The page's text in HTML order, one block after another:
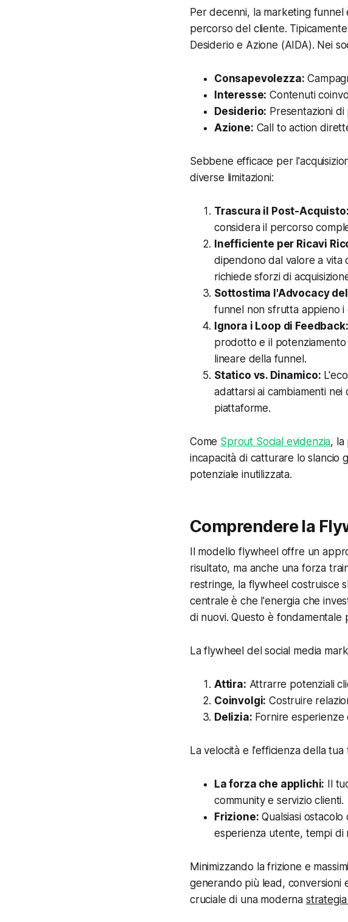
Per decenni, la marketing
percorso del cliente.
Desiderio e Azione (AIDA). Nei
Consapevolezza:
Interesse: Contenuti
Desiderio: Presentazioni
Azione: Call to action
Sebbene efficace per
diverse limitazioni:
Trascura il Post-Acquisto:
considera il percorso
Inefficiente per Ricavi
dipendono dal valore a vita
richiede sforzi di
Sottostima l'Advocacy
funnel non sfrutta appieno
Ignora i Loop di Feedback:
prodotto e il
lineare della funnel.
Statico vs. Dinamico:
adattarsi ai cambiamenti
piattaforme.
Come Sprout Social evidenzia, la
incapacità di catturare lo slancio
potenziale inutilizzata.
Comprendere la
Il modello flywheel offre un
risultato, ma anche una forza
restringe, la flywheel costruisce
centrale è che l'energia che
di nuovi. Questo è fondamentale
La flywheel del social media
Attira: Attrarre potenziali
Coinvolgi: Costruire
Delizia: Fornire
La velocità e l'efficienza della
La forza che applichi: Il
community e servizio clienti.
Frizione: Qualsiasi
esperienza utente, tempi di
Minimizzando la frizione e
generando più lead, conversioni
cruciale di una moderna strategia